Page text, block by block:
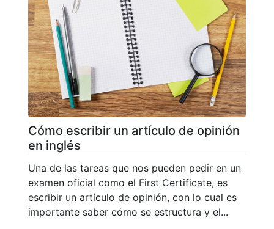
Cómo escribir un artículo de opinión
en inglés
Una de las tareas que nos pueden pedir en un
examen oficial como el First Certificate, es
escribir un artículo de opinión, con lo cual es
importante saber cómo se estructura y el...